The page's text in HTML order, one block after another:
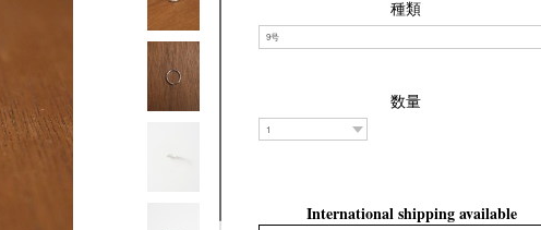
種類
数量
International shipping available